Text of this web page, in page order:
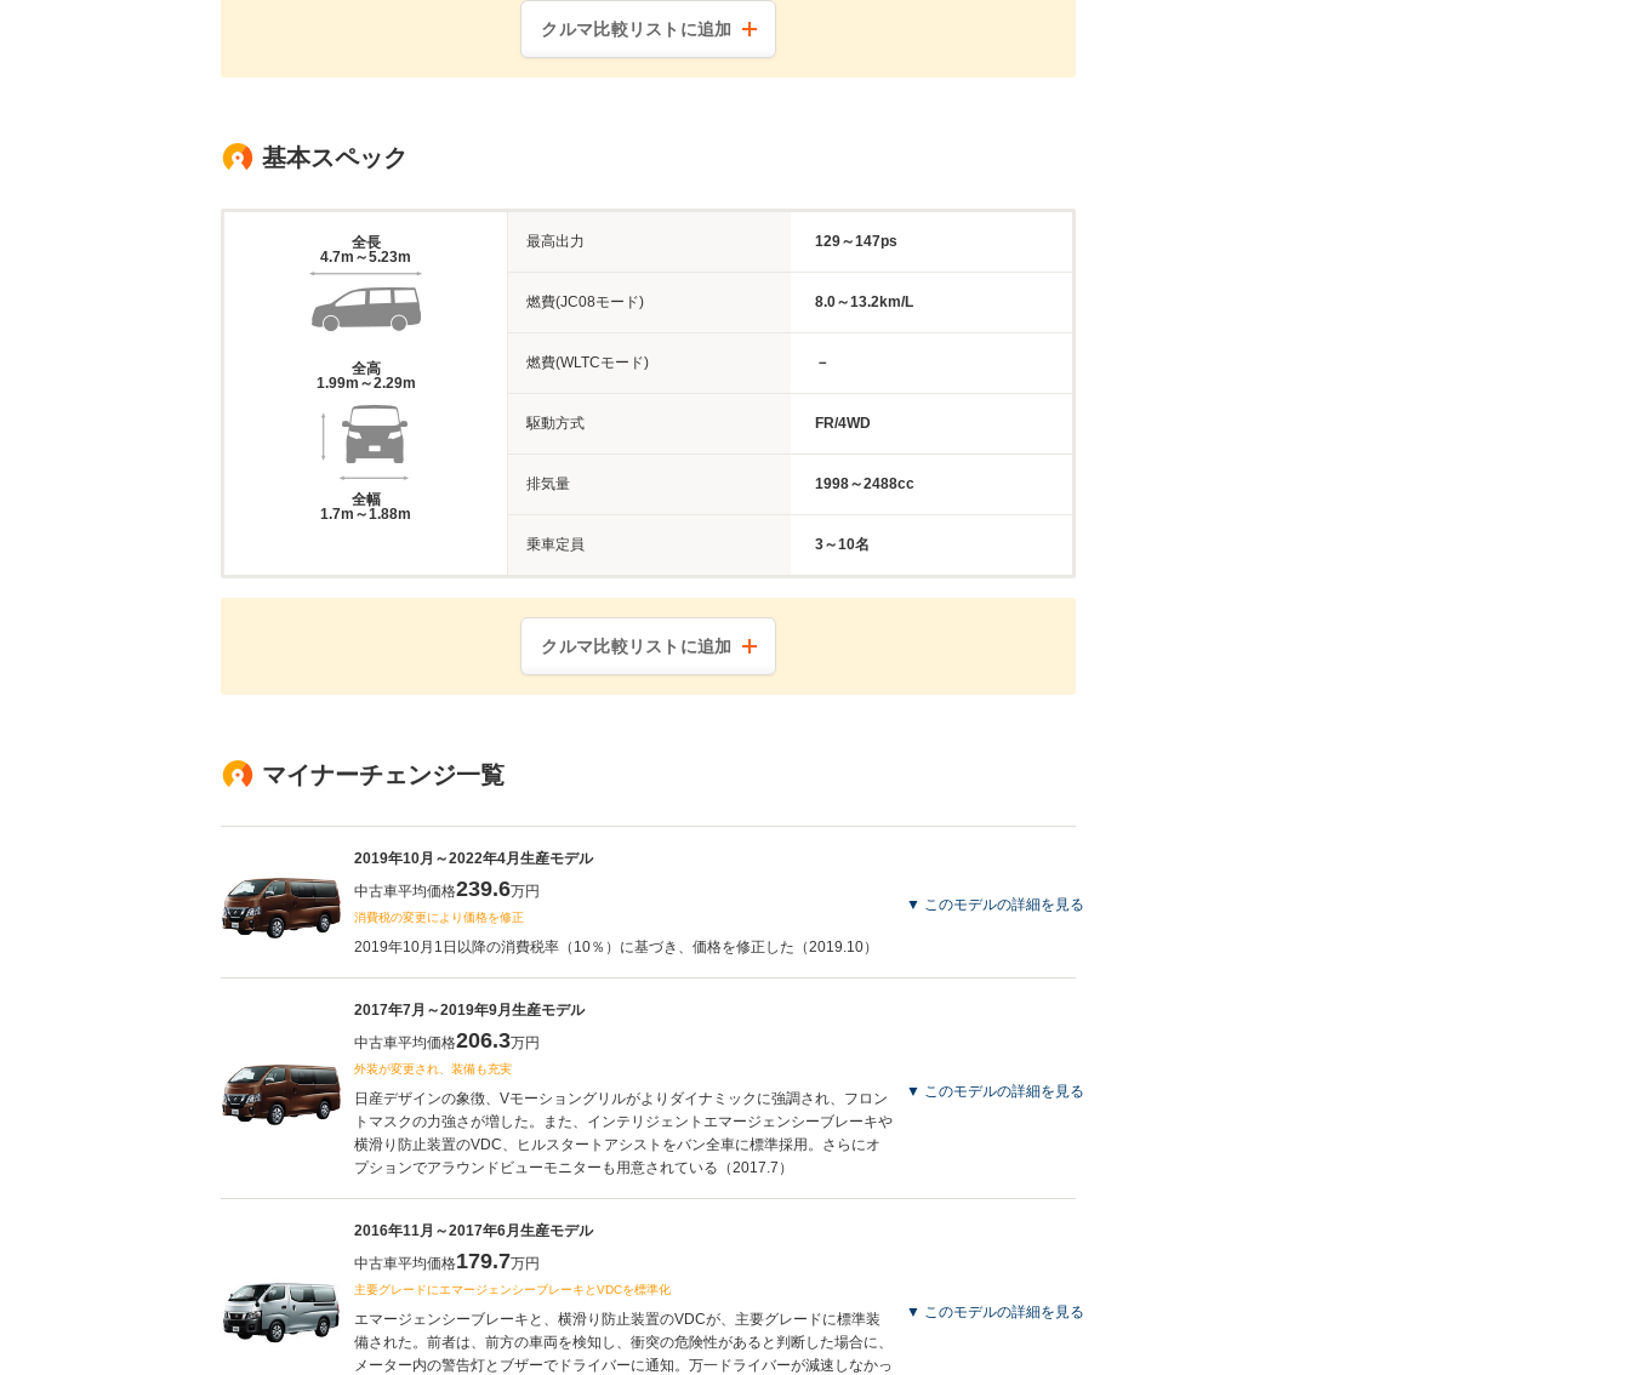
クルマ比較リストに追加
基本スペック
全長
4.7m～5.23m
全高
1.99m～2.29m
全幅
1.7m～1.88m
最高出力 129～147ps
燃費(JC08モード) 8.0～13.2km/L
燃費(WLTCモード) －
駆動方式 FR/4WD
排気量 1998～2488cc
乗車定員 3～10名
クルマ比較リストに追加
マイナーチェンジ一覧
2019年10月～2022年4月生産モデル
中古車平均価格239.6万円
消費税の変更により価格を修正
2019年10月1日以降の消費税率（10％）に基づき、価格を修正した（2019.10）
▼ このモデルの詳細を見る
2017年7月～2019年9月生産モデル
中古車平均価格206.3万円
外装が変更され、装備も充実
日産デザインの象徴、Vモーショングリルがよりダイナミックに強調され、フロン
トマスクの力強さが増した。また、インテリジェントエマージェンシーブレーキや
横滑り防止装置のVDC、ヒルスタートアシストをバン全車に標準採用。さらにオ
プションでアラウンドビューモニターも用意されている（2017.7）
▼ このモデルの詳細を見る
2016年11月～2017年6月生産モデル
中古車平均価格179.7万円
主要グレードにエマージェンシーブレーキとVDCを標準化
エマージェンシーブレーキと、横滑り防止装置のVDCが、主要グレードに標準装
備された。前者は、前方の車両を検知し、衝突の危険性があると判断した場合に、
メーター内の警告灯とブザーでドライバーに通知。万一ドライバーが減速しなかっ
▼ このモデルの詳細を見る